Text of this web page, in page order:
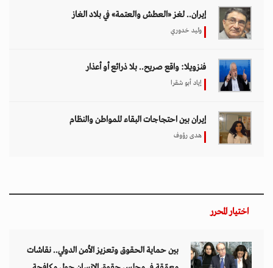
إيران.. لغز «العطش والعتمة» في بلاد الغاز
وليد خدوري
فنزويلا: واقع صريح.. بلا ذرائع أو أعذار
إياد أبو شقرا
إيران بين احتجاجات البقاء للمواطن والنظام
هدى رؤوف
اختيار المحرر
بين حماية الحقوق وتعزيز الأمن الدولي.. نقاشات